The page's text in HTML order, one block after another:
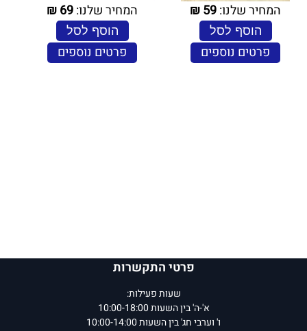
המחיר שלנו:59
₪
הוסף לסל
פרטים נוספים
המחיר שלנו:69
₪
הוסף לסל
פרטים נוספים
פרטי התקשרות
שעות פעילות:
א'-ה' בין השעות 10:00-18:00
ו' וערבי חג' בין השעות 10:00-14:00